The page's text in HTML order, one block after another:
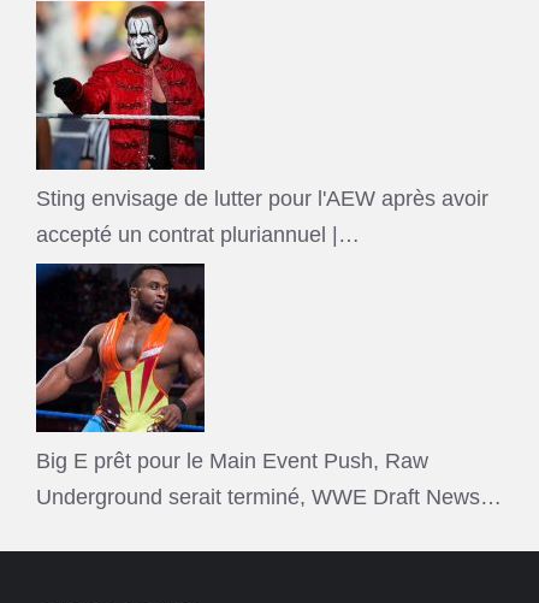
Sting envisage de lutter pour l'AEW après avoir
accepté un contrat pluriannuel |…
Big E prêt pour le Main Event Push, Raw
Underground serait terminé, WWE Draft News…